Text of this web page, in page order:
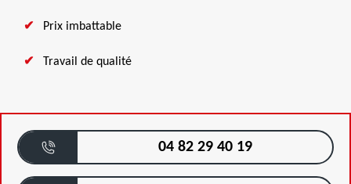
Prix imbattable
Travail de qualité
04 82 29 40 19